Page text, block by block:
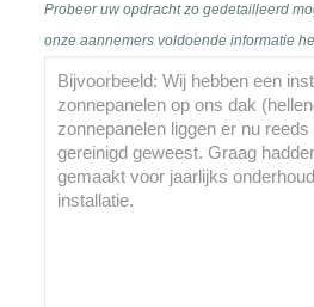
Probeer uw opdracht zo gedetailleerd
onze aannemers voldoende informatie